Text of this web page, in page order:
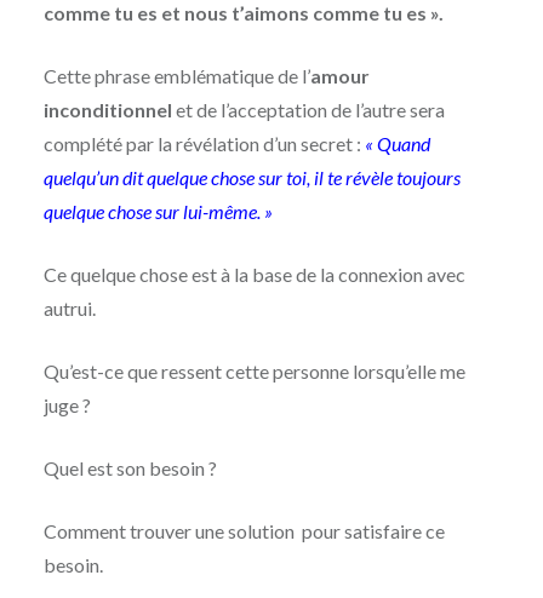
comme tu es et nous t’aimons comme tu es ».
Cette phrase emblématique de l’amour
inconditionnel et de l’acceptation de l’autre sera
complété par la révélation d’un secret : « Quand
quelqu’un dit quelque chose sur toi, il te révèle toujours
quelque chose sur lui-même. »
Ce quelque chose est à la base de la connexion avec
autrui.
Qu’est-ce que ressent cette personne lorsqu’elle me
juge ?
Quel est son besoin ?
Comment trouver une solution pour satisfaire ce
besoin.